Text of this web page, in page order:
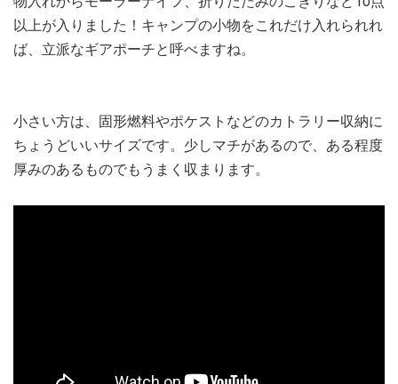
以上が入りました！キャンプの小物をこれだけ入れられれ
ば、立派なギアポーチと呼べますね。
小さい方は、固形燃料やポケストなどのカトラリー収納に
ちょうどいいサイズです。少しマチがあるので、ある程度
厚みのあるものでもうまく収まります。